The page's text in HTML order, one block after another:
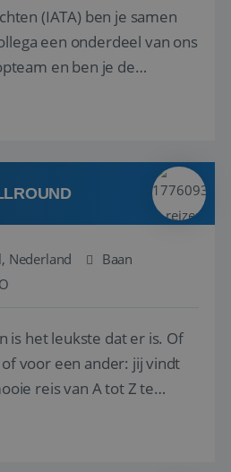
(IATA) ben je samen
een onderdeel van ons
en ben je de
niet uitkomen.
alles wat met IATA te m...
Nederland
Baan
is het leukste dat er is. Of
voor een ander: jij vindt
reis van A tot Z te
prachtige plekjes op